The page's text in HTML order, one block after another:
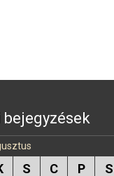
bejegyzések
S C P S